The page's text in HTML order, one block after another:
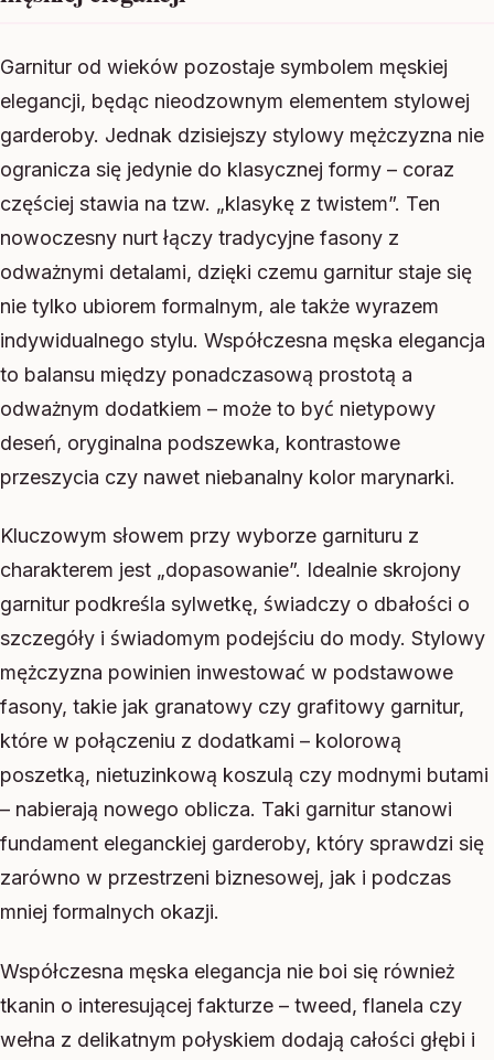
Garnitur od wieków pozostaje symbolem męskiej
elegancji, będąc nieodzownym elementem stylowej
garderoby. Jednak dzisiejszy stylowy mężczyzna nie
ogranicza się jedynie do klasycznej formy – coraz
częściej stawia na tzw. „klasykę z twistem”. Ten
nowoczesny nurt łączy tradycyjne fasony z
odważnymi detalami, dzięki czemu garnitur staje się
nie tylko ubiorem formalnym, ale także wyrazem
indywidualnego stylu. Współczesna męska elegancja
to balansu między ponadczasową prostotą a
odważnym dodatkiem – może to być nietypowy
deseń, oryginalna podszewka, kontrastowe
przeszycia czy nawet niebanalny kolor marynarki.
Kluczowym słowem przy wyborze garnituru z
charakterem jest „dopasowanie”. Idealnie skrojony
garnitur podkreśla sylwetkę, świadczy o dbałości o
szczegóły i świadomym podejściu do mody. Stylowy
mężczyzna powinien inwestować w podstawowe
fasony, takie jak granatowy czy grafitowy garnitur,
które w połączeniu z dodatkami – kolorową
poszetką, nietuzinkową koszulą czy modnymi butami
– nabierają nowego oblicza. Taki garnitur stanowi
fundament eleganckiej garderoby, który sprawdzi się
zarówno w przestrzeni biznesowej, jak i podczas
mniej formalnych okazji.
Współczesna męska elegancja nie boi się również
tkanin o interesującej fakturze – tweed, flanela czy
wełna z delikatnym połyskiem dodają całości głębi i